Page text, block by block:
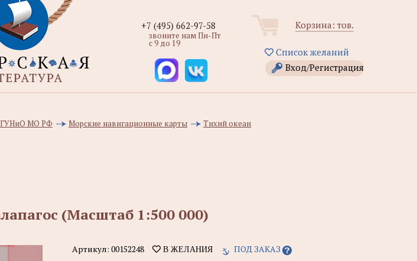
Корзина: тов.
Список желаний
Вход/Регистрация
+7 (495) 662-97-58
звоните нам Пн-Пт
с 9 до 19
ГУНиО МО РФ Морские навигационные карты
Тихий океан
(Масштаб 1:500 000)
Артикул: 00152248 В ЖЕЛАНИЯ ПОД ЗАКАЗ